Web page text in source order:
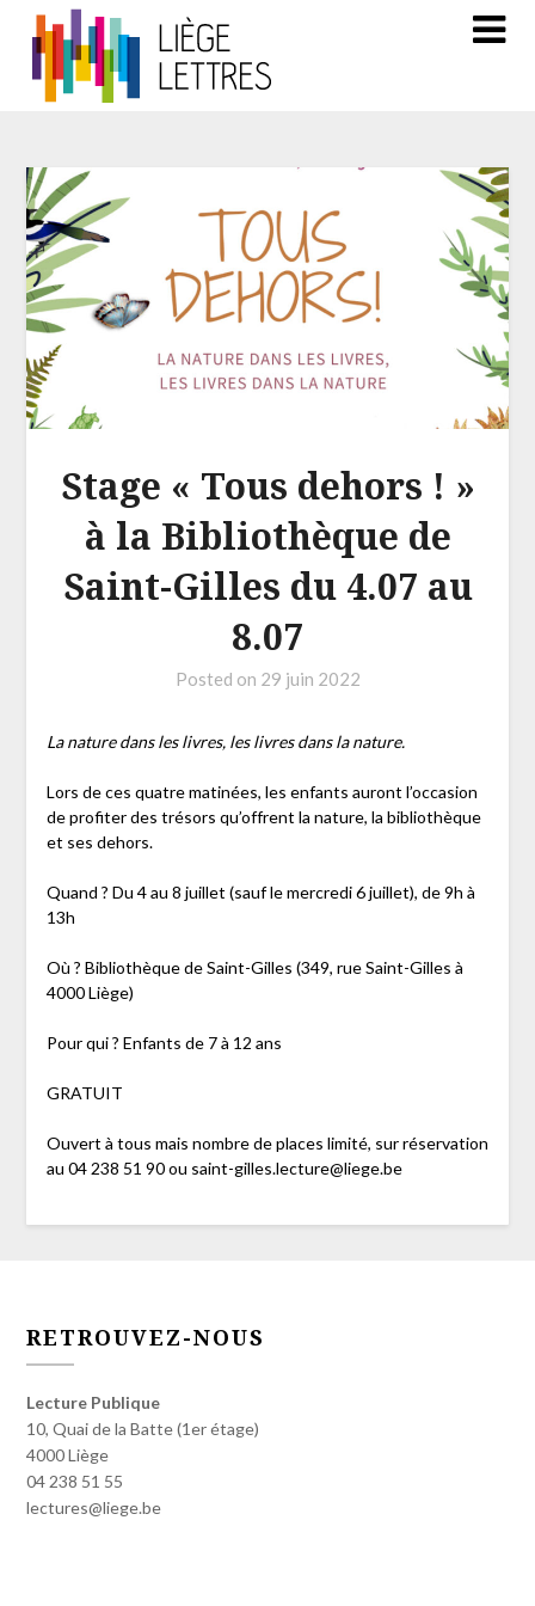
Stage « Tous dehors ! »
à la Bibliothèque de
Saint-Gilles du 4.07 au
8.07
Posted on 29 juin 2022
La nature dans les livres, les livres dans la nature.
Lors de ces quatre matinées, les enfants auront l’occasion
de profiter des trésors qu’offrent la nature, la bibliothèque
et ses dehors.
Quand ? Du 4 au 8 juillet (sauf le mercredi 6 juillet), de 9h à
13h
Où ? Bibliothèque de Saint-Gilles (349, rue Saint-Gilles à
4000 Liège)
Pour qui ? Enfants de 7 à 12 ans
GRATUIT
Ouvert à tous mais nombre de places limité, sur réservation
au 04 238 51 90 ou saint-gilles.lecture@liege.be
RETROUVEZ-NOUS
Lecture Publique
10, Quai de la Batte (1er étage)
4000 Liège
04 238 51 55
lectures@liege.be